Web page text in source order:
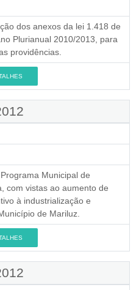
dos anexos da lei 1.418 de
Plurianual 2010/2013, para
providências.
Municipal de
com vistas ao aumento de
à industrialização e
de Mariluz.